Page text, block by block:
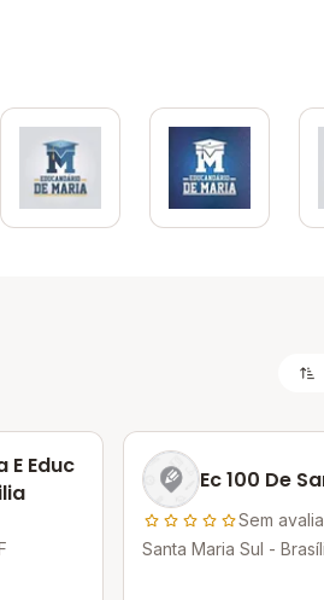
E Educ
Ec 100 De
Sem
Santa Maria Sul -